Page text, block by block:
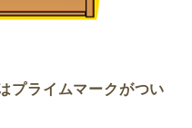
プライムマークがつい